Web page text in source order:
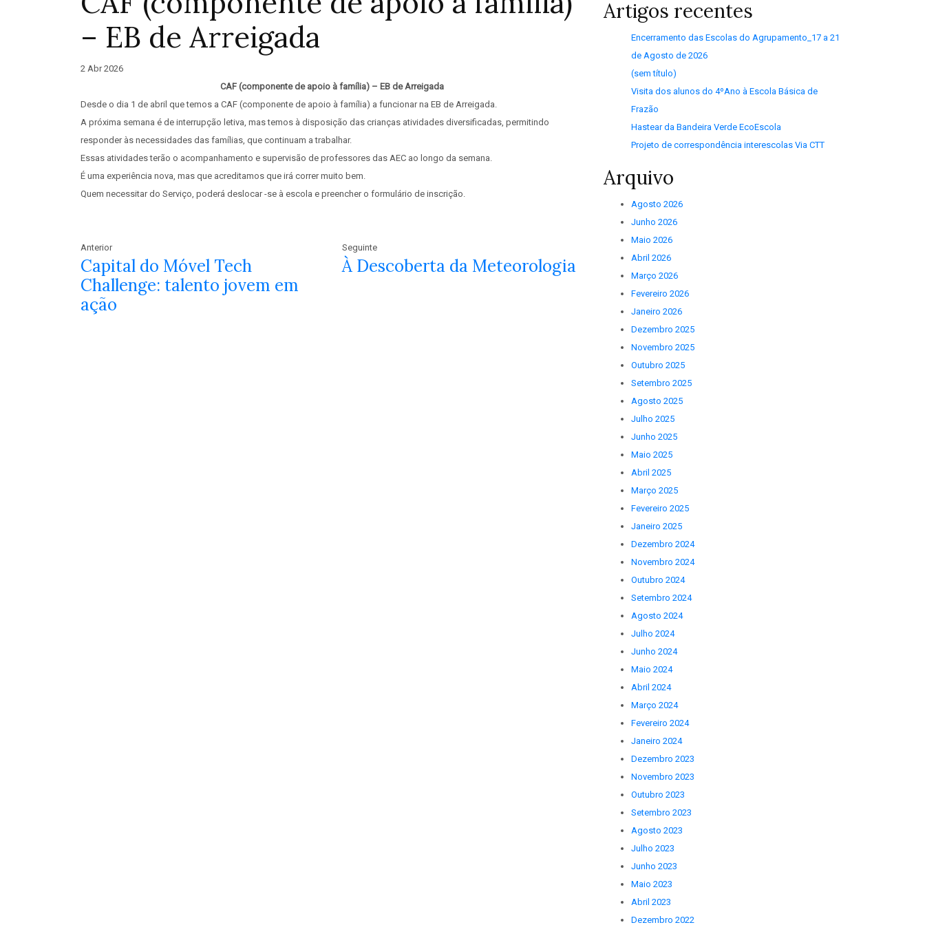
– EB de Arreigada
2 Abr 2026
CAF (componente de apoio à família) – EB de Arreigada
Desde o dia 1 de abril que temos a CAF (componente de apoio à família) a funcionar na EB de Arreigada.
A próxima semana é de interrupção letiva, mas temos à disposição das crianças atividades diversificadas, permitindo
responder às necessidades das famílias, que continuam a trabalhar.
Essas atividades terão o acompanhamento e supervisão de professores das AEC ao longo da semana.
É uma experiência nova, mas que acreditamos que irá correr muito bem.
Quem necessitar do Serviço, poderá deslocar -se à escola e preencher o formulário de inscrição.
Anterior
Capital do Móvel Tech
Challenge: talento jovem em
ação
Seguinte
À Descoberta da Meteorologia
Artigos recentes
Encerramento das Escolas do Agrupamento_17 a 21
de Agosto de 2026
(sem título)
Visita dos alunos do 4ºAno à Escola Básica de
Frazão
Hastear da Bandeira Verde EcoEscola
Projeto de correspondência interescolas Via CTT
Arquivo
Agosto 2026
Junho 2026
Maio 2026
Abril 2026
Março 2026
Fevereiro 2026
Janeiro 2026
Dezembro 2025
Novembro 2025
Outubro 2025
Setembro 2025
Agosto 2025
Julho 2025
Junho 2025
Maio 2025
Abril 2025
Março 2025
Fevereiro 2025
Janeiro 2025
Dezembro 2024
Novembro 2024
Outubro 2024
Setembro 2024
Agosto 2024
Julho 2024
Junho 2024
Maio 2024
Abril 2024
Março 2024
Fevereiro 2024
Janeiro 2024
Dezembro 2023
Novembro 2023
Outubro 2023
Setembro 2023
Agosto 2023
Julho 2023
Junho 2023
Maio 2023
Abril 2023
Dezembro 2022